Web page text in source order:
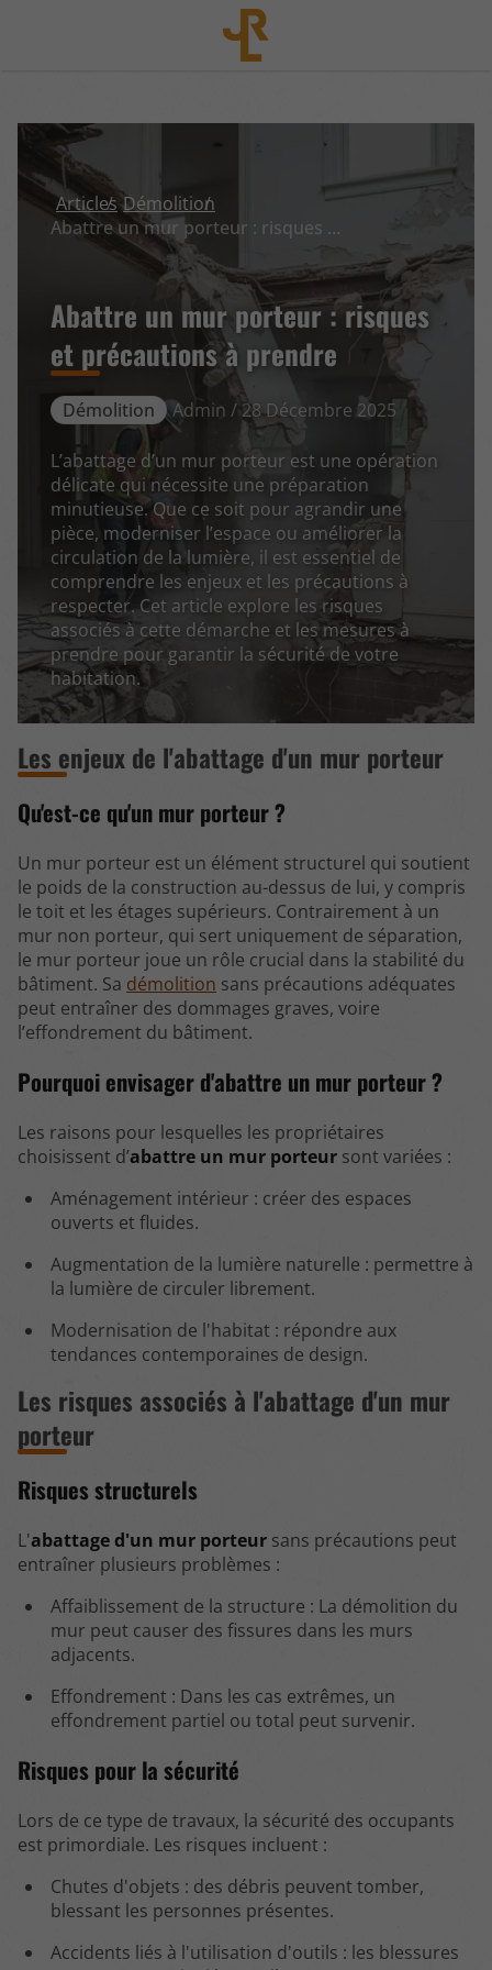
Articles Démolition
Abattre un mur porteur : risques et précautions à prendre
Abattre un mur porteur : risques
et précautions à prendre
Démolition Admin / 28 Décembre 2025
L’abattage d’un mur porteur est une opération
délicate qui nécessite une préparation
minutieuse. Que ce soit pour agrandir une
pièce, moderniser l’espace ou améliorer la
circulation de la lumière, il est essentiel de
comprendre les enjeux et les précautions à
respecter. Cet article explore les risques
associés à cette démarche et les mesures à
prendre pour garantir la sécurité de votre
habitation.
Les enjeux de l'abattage d'un mur porteur
Qu'est-ce qu'un mur porteur ?
Un mur porteur est un élément structurel qui soutient
le poids de la construction au-dessus de lui, y compris
le toit et les étages supérieurs. Contrairement à un
mur non porteur, qui sert uniquement de séparation,
le mur porteur joue un rôle crucial dans la stabilité du
bâtiment. Sa démolition sans précautions adéquates
peut entraîner des dommages graves, voire
l’effondrement du bâtiment.
Pourquoi envisager d'abattre un mur porteur ?
Les raisons pour lesquelles les propriétaires
choisissent d’abattre un mur porteur sont variées :
Aménagement intérieur : créer des espaces
ouverts et fluides.
Augmentation de la lumière naturelle : permettre à
la lumière de circuler librement.
Modernisation de l'habitat : répondre aux
tendances contemporaines de design.
Les risques associés à l'abattage d'un mur
porteur
Risques structurels
L'abattage d'un mur porteur sans précautions peut
entraîner plusieurs problèmes :
Affaiblissement de la structure : La démolition du
mur peut causer des fissures dans les murs
adjacents.
Effondrement : Dans les cas extrêmes, un
effondrement partiel ou total peut survenir.
Risques pour la sécurité
Lors de ce type de travaux, la sécurité des occupants
est primordiale. Les risques incluent :
Chutes d'objets : des débris peuvent tomber,
blessant les personnes présentes.
Accidents liés à l'utilisation d'outils : les blessures